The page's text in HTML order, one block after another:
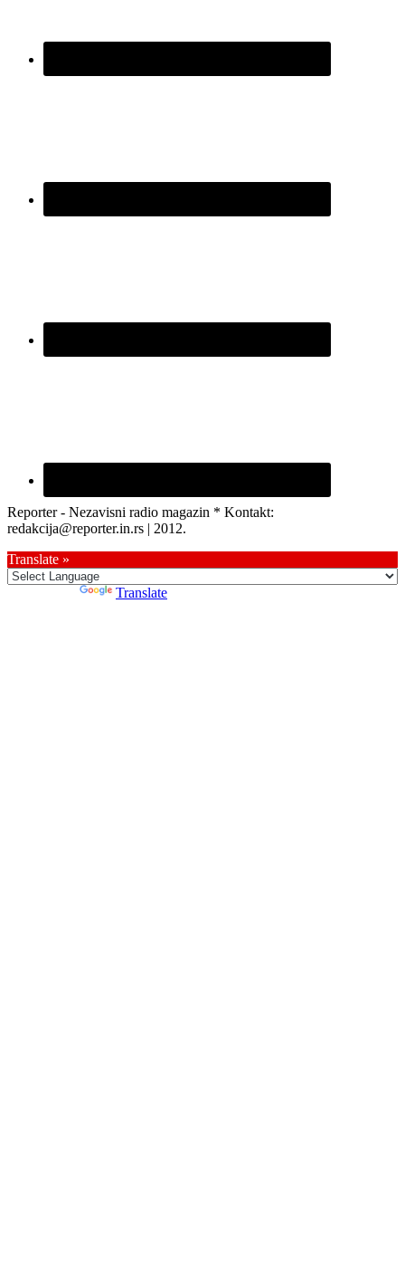
Reporter - Nezavisni radio magazin * Kontakt:
redakcija@reporter.in.rs | 2012.
Translate »
Translate